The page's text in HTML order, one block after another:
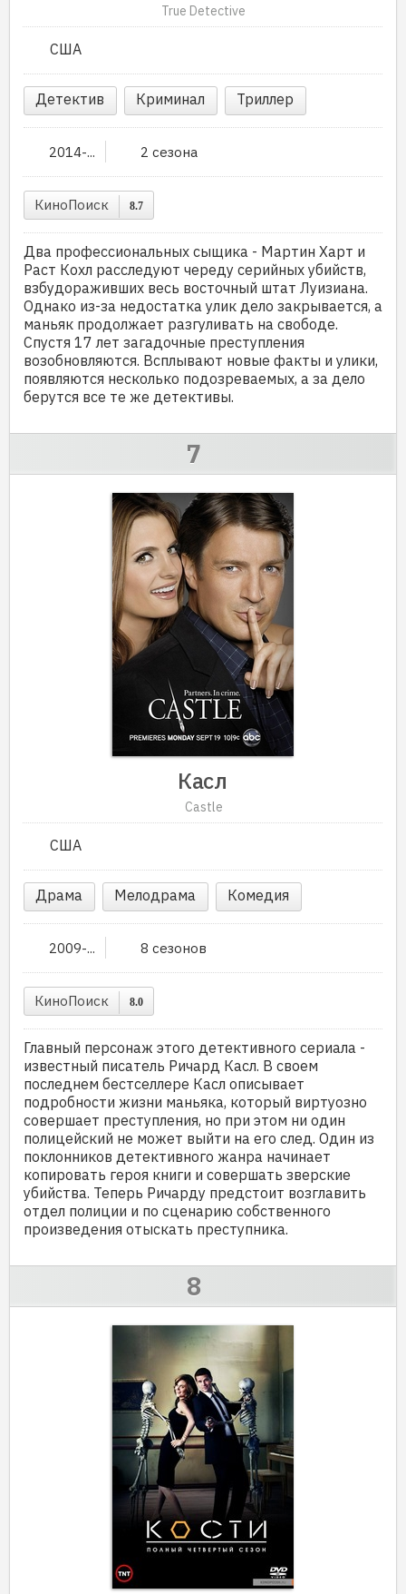
True Detective
США
Детектив Криминал Триллер
2014-... 2 сезона
КиноПоиск 8.7
Два профессиональных сыщика - Мартин Харт и
Раст Кохл расследуют череду серийных убийств,
взбудораживших весь восточный штат Луизиана.
Однако из-за недостатка улик дело закрывается, а
маньяк продолжает разгуливать на свободе.
Спустя 17 лет загадочные преступления
возобновляются. Всплывают новые факты и улики,
появляются несколько подозреваемых, а за дело
берутся все те же детективы.
Касл
Castle
США
Драма Мелодрама Комедия
2009-... 8 сезонов
КиноПоиск 8.0
Главный персонаж этого детективного сериала -
известный писатель Ричард Касл. В своем
последнем бестселлере Касл описывает
подробности жизни маньяка, который виртуозно
совершает преступления, но при этом ни один
полицейский не может выйти на его след. Один из
поклонников детективного жанра начинает
копировать героя книги и совершать зверские
убийства. Теперь Ричарду предстоит возглавить
отдел полиции и по сценарию собственного
произведения отыскать преступника.